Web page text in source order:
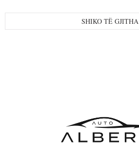
SHIKO TË GJITHA